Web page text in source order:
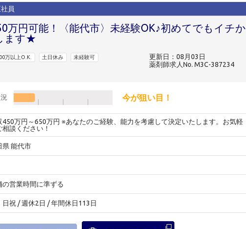
員
万円可能！〈能代市〉未経験OK♪初めてでもイチか
ます★
万以上O.K. 土日休み 未経験可
更新日：08月03日
薬剤師求人No. M3C-387234
今が狙い目！
450万円～650万円 ※あなたのご経験、能力を考慮して決定いたします。お気軽
相談ください！
県 能代市
の営業時間に準ずる
日祝 / 週休2日 / 年間休日113日